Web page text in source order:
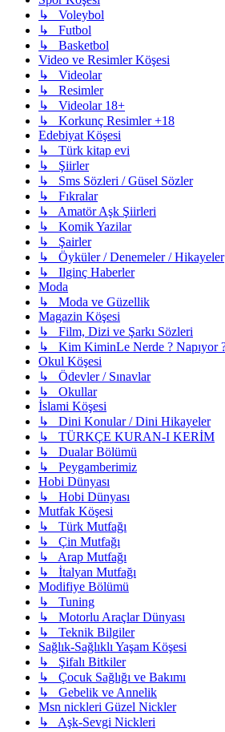
↳ Voleybol
↳ Futbol
↳ Basketbol
Video ve Resimler Köşesi
↳ Videolar
↳ Resimler
↳ Videolar 18+
↳ Korkunç Resimler +18
Edebiyat Köşesi
↳ Türk kitap evi
↳ Şiirler
↳ Sms Sözleri / Güsel Sözler
↳ Fıkralar
↳ Amatör Aşk Şiirleri
↳ Komik Yazilar
↳ Şairler
↳ Öyküler / Denemeler / Hikayeler
↳ Ilginç Haberler
Moda
↳ Moda ve Güzellik
Magazin Köşesi
↳ Film, Dizi ve Şarkı Sözleri
↳ Kim KiminLe Nerde ? Napıyor
Okul Köşesi
↳ Ödevler / Sınavlar
↳ Okullar
İslami Köşesi
↳ Dini Konular / Dini Hikayeler
↳ TÜRKÇE KURAN-I KERİM
↳ Dualar Bölümü
↳ Peygamberimiz
Hobi Dünyası
↳ Hobi Dünyası
Mutfak Köşesi
↳ Türk Mutfağı
↳ Çin Mutfağı
↳ Arap Mutfağı
↳ İtalyan Mutfağı
Modifiye Bölümü
↳ Tuning
↳ Motorlu Araçlar Dünyası
↳ Teknik Bilgiler
Sağlık-Sağlıklı Yaşam Köşesi
↳ Şifalı Bitkiler
↳ Çocuk Sağlığı ve Bakımı
↳ Gebelik ve Annelik
Msn nickleri Güzel Nickler
↳ Aşk-Sevgi Nickleri